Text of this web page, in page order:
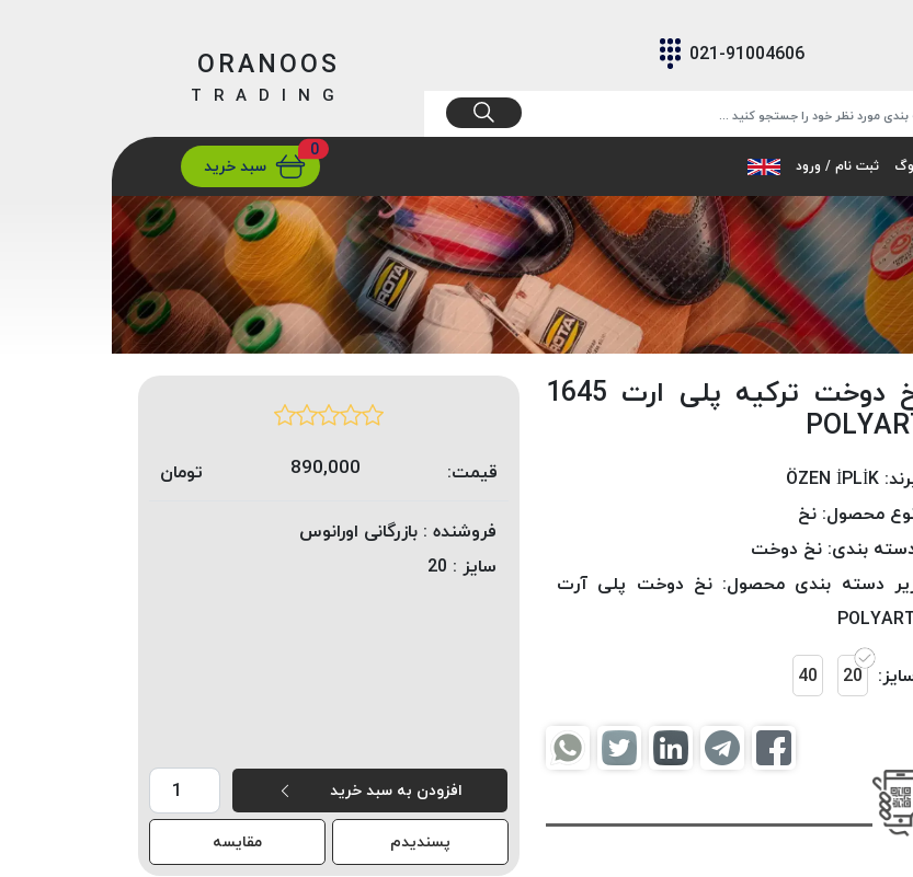
021-91004606
ارسالتهران/ تهران
ORANOOS
TRADING
ثبت نام / ورود
0
سبد خرید
نخ دوخت ترکیه پلی ارت 1645
ÖZEN İPLİK
محصول: نخ
بندی: نخ دوخت
دسته بندی محصول: نخ دوخت پلی آرت
20
40
قیمت: 890,000
تومان
فروشنده : بازرگانی اورانوس
سایز : 20
افزودن به سبد خرید
پسندیدم
مقایسه